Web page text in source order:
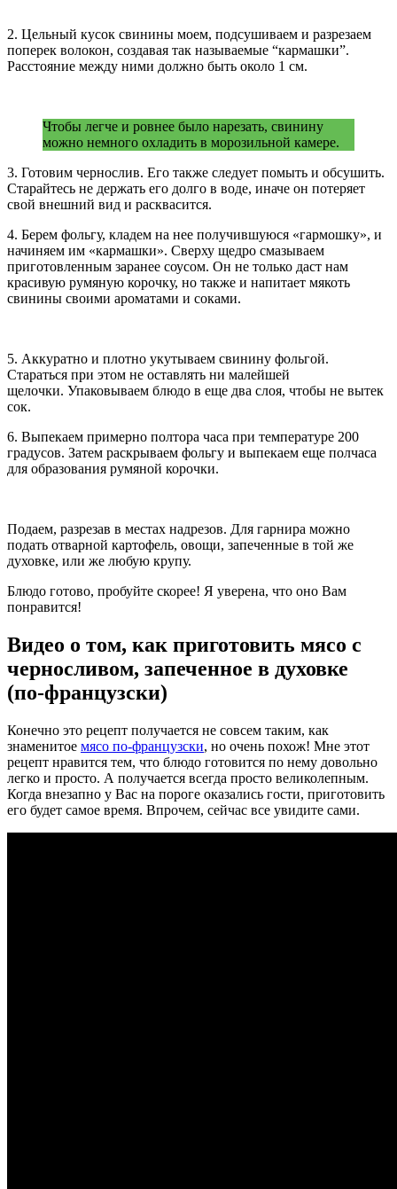
2. Цельный кусок свинины моем, подсушиваем и разрезаем
поперек волокон, создавая так называемые “кармашки”.
Расстояние между ними должно быть около 1 см.
Чтобы легче и ровнее было нарезать, свинину
можно немного охладить в морозильной камере.
3. Готовим чернослив. Его также следует помыть и обсушить.
Старайтесь не держать его долго в воде, иначе он потеряет
свой внешний вид и расквасится.
4. Берем фольгу, кладем на нее получившуюся «гармошку», и
начиняем им «кармашки». Сверху щедро смазываем
приготовленным заранее соусом. Он не только даст нам
красивую румяную корочку, но также и напитает мякоть
свинины своими ароматами и соками.
5. Аккуратно и плотно укутываем свинину фольгой.
Стараться при этом не оставлять ни малейшей
щелочки. Упаковываем блюдо в еще два слоя, чтобы не вытек
сок.
6. Выпекаем примерно полтора часа при температуре 200
градусов. Затем раскрываем фольгу и выпекаем еще полчаса
для образования румяной корочки.
Подаем, разрезав в местах надрезов. Для гарнира можно
подать отварной картофель, овощи, запеченные в той же
духовке, или же любую крупу.
Блюдо готово, пробуйте скорее! Я уверена, что оно Вам
понравится!
Видео о том, как приготовить мясо с
черносливом, запеченное в духовке
(по-французски)
Конечно это рецепт получается не совсем таким, как
знаменитое мясо по-французски, но очень похож! Мне этот
рецепт нравится тем, что блюдо готовится по нему довольно
легко и просто. А получается всегда просто великолепным.
Когда внезапно у Вас на пороге оказались гости, приготовить
его будет самое время. Впрочем, сейчас все увидите сами.